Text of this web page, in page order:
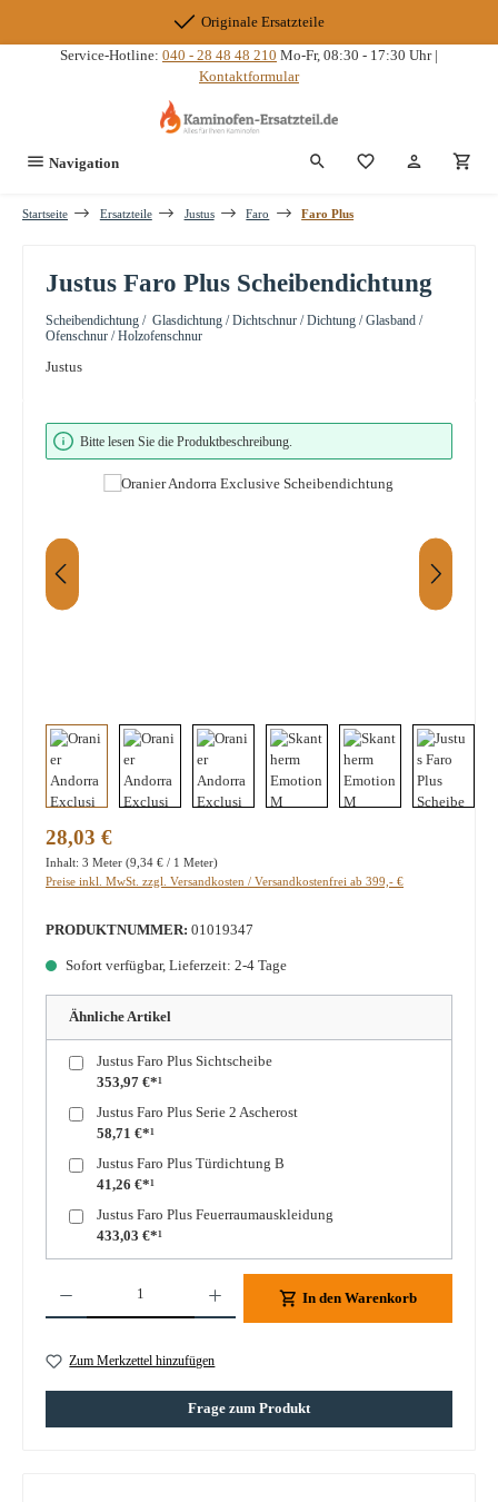
Originale Ersatzteile
Service-Hotline: 040 - 28 48 48 210 Mo-Fr, 08:30 - 17:30 Uhr |
Kontaktformular
Navigation Du hast 0
Startseite Ersatzteile Justus Faro Faro Plus
Justus Faro Plus Scheibendichtung
Scheibendichtung / Glasdichtung / Dichtschnur / Dichtung / Glasband /
Ofenschnur / Holzofenschnur
Justus
Bildergalerie überspringen
Bitte lesen Sie die Produktbeschreibung.
Regulärer Preis:
28,03 €
Inhalt: 3 Meter (9,34 € / 1 Meter)
Preise inkl. MwSt. zzgl. Versandkosten / Versandkostenfrei ab 399,- €
PRODUKTNUMMER: 01019347
Sofort verfügbar, Lieferzeit: 2-4 Tage
Ähnliche Artikel
Justus Faro Plus Sichtscheibe
353,97 €*¹
Justus Faro Plus Serie 2 Ascherost
58,71 €*¹
Justus Faro Plus Türdichtung B
41,26 €*¹
Justus Faro Plus Feuerraumauskleidung
433,03 €*¹
In den Warenkorb
Zum Merkzettel hinzufügen
Frage zum Produkt